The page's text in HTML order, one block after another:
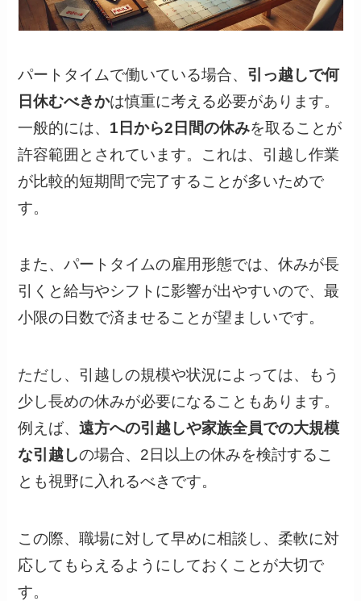
パートタイムで働いている場合、 引っ越しで何
日休むべきかは慎重に考える必要があります。
一般的には、 1日から2日間の休みを取ることが
許容範囲とされています。これは、引越し作業
が比較的短期間で完了することが多いためで
す。
また、パートタイムの雇用形態では、休みが長
引くと給与やシフトに影響が出やすいので、最
小限の日数で済ませることが望ましいです。
ただし、引越しの規模や状況によっては、もう
少し長めの休みが必要になることもあります。
例えば、遠方への引越しや家族全員での大規模
な引越しの場合、2日以上の休みを検討するこ
とも視野に入れるべきです。
この際、職場に対して早めに相談し、柔軟に対
応してもらえるようにしておくことが大切で
す。